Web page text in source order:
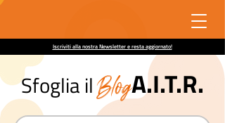
Iscriviti alla nostra Newsletter e resta aggiornato!
Sfoglia ilBlogA.I.T.R.